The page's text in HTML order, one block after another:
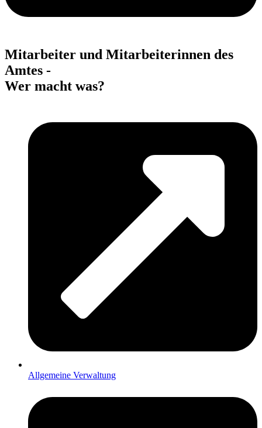
Mitarbeiter und Mitarbeiterinnen des
Amtes -
Wer macht was?
Allgemeine Verwaltung